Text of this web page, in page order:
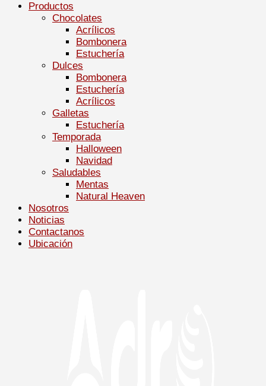
Productos
Chocolates
Acrílicos
Bombonera
Estuchería
Dulces
Bombonera
Estuchería
Acrílicos
Galletas
Estuchería
Temporada
Halloween
Navidad
Saludables
Mentas
Natural Heaven
Nosotros
Noticias
Contactanos
Ubicación